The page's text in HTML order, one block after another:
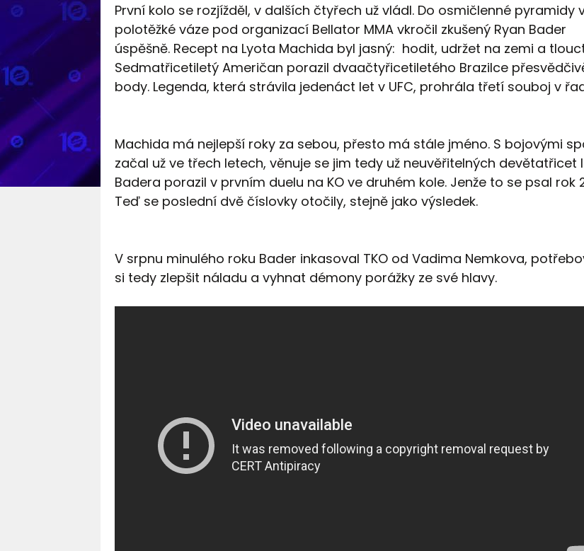
První kolo se rozjížděl, v dalších čtyřech už vládl. Do osmičlenné pyramidy
polotěžké váze pod organizací Bellator MMA vkročil zkušený Ryan Bader
úspěšně. Recept na Lyota Machida byl jasný: hodit, udržet na zemi a
Sedmatřicetiletý Američan porazil dvaačtyřicetiletého Brazilce
body. Legenda, která strávila jedenáct let v UFC, prohrála třetí souboj v
Machida má nejlepší roky za sebou, přesto má stále jméno. S bojovými
začal už ve třech letech, věnuje se jim tedy už neuvěřitelných devětatřicet
Badera porazil v prvním duelu na KO ve druhém kole. Jenže to se psal rok
Teď se poslední dvě číslovky otočily, stejně jako výsledek.
V srpnu minulého roku Bader inkasoval TKO od Vadima Nemkova,
si tedy zlepšit náladu a vyhnat démony porážky ze své hlavy.